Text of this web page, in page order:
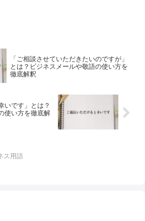
「ご相談させていただきたいのですが」
とは？ビジネスメールや敬語の使い方を
徹底解釈
いです」とは？
使い方を徹底解
ス用語